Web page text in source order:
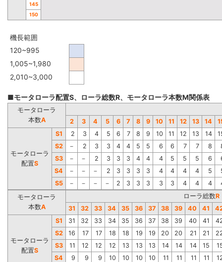
145
150
機長範囲
120~995
1,005~1,980
2,010~3,000
■モータローラ配置S、ローラ総数R、モータローラ本数M関係表
モータローラ
本数A 2 3 4 5 6 7 8 9 10 11 12 13 14
モータローラ
配置S
S1 2 3 4 5 6 7 8 9 10 11 12 13 14
S2
－ 2 3 3 4 4 5 5 6 6 7 7 8
S3
－ － 2 3 3 3 4 4 4 5 5 5 6
S4
－ － － 2 3 3 3 3 4 4 4 4 5
S5
－ － － － 2 3 3 3 3 3 4 4 4
モータローラ
本数A
ローラ総数R
31
32 33 34 35 36 37 38 39 40 41
モータローラ
配置S
S1 31 32 33 34 35 36 37 38 39 40 41
S2
16 17 17 18 18 19 19 20 20 21 21
S3
11 12 12 12 13 13 13 14 14 14 15
S4
9 9 9 10 10 10 10 11 11 11 11